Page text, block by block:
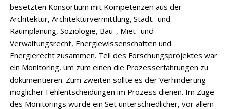
besetzten Konsortium mit Kompetenzen aus der
Architektur, Architekturvermittlung, Stadt- und
Raumplanung, Soziologie, Bau-, Miet- und
Verwaltungsrecht, Energiewissenschaften und
Energierecht zusammen. Teil des Forschungsprojektes war
ein Monitoring, um zum einen die Prozesserfahrungen zu
dokumentieren. Zum zweiten sollte es der Verhinderung
möglicher Fehlentscheidungen im Prozess dienen. Im Zuge
des Monitorings wurde ein Set unterschiedlicher, vor allem